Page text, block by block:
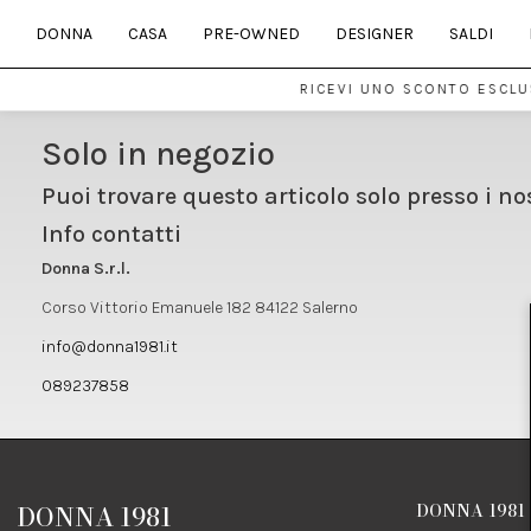
DONNA CASA PRE-OWNED DESIGNER SALDI
RICEVI UNO SCONTO
Solo in negozio
Puoi trovare questo articolo solo presso i
Info contatti
Donna S.r.l.
Corso Vittorio Emanuele 182 84122 Salerno
info@donna1981.it
089237858
DONNA 1981 DONNA 1981